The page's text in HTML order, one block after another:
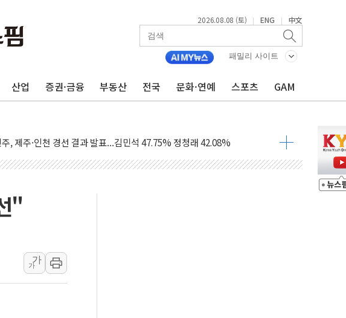
2026.08.08 (토) | ENG | 中文
패밀리 사이트
산업 증권·금융 부동산 전국 문화·연예 스포츠 GAM
난예산 40억 긴급 투입…고수온 양식장 복구·지원 '총력'
'호우특보'-포항 '산사태 주의보'...경북도, 호우 피해·통제구간 없어
민석, 정청래에 '0.86%p' 차 재역전 성공...金 45.42% vs 鄭 44.56%
차 제주·인천 경선서 정청래에 승리...47.75% vs 42.08%
김민석 당대표 후보
, 인천 경선 결과 발표...김민석 45.09% 정청래 43.27% 송영길 11.63%
, 제주 경선 결과 발표...김민석 52.64% 정청래 39.89% 송영길 7.47%
출구전략 만지작…공습 한계·탄약 부족 현실화
·삼척 시간당 최대 50㎜ 폭우…강원 동해안 강한 비 이어져
구 주택가서 흉기 난동…60대 남성 2명 숨져
"결혼 때문에 손해 보는 일 없게"…'결혼 페널티' 22개 과제 손본다
도 인근 해상서 모터보트 전복…1명 사망·1명 실종
"
가
가